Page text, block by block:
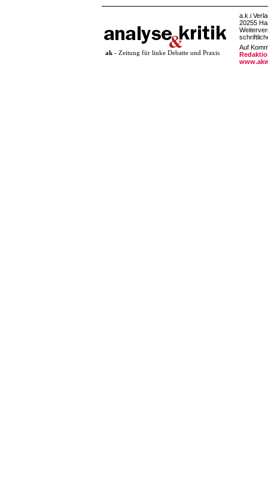
ak - Zeitung für linke Debatte und Praxis
a.k.i
20255
Auf